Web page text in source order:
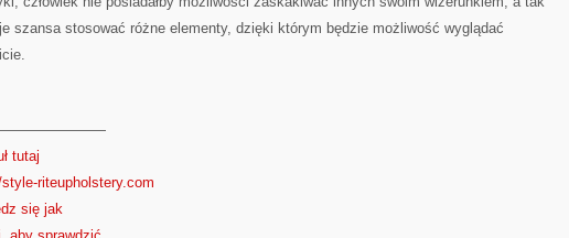
szansa stosować różne elementy, dzięki którym będzie możliwość wyglądać
tutaj
riteupholstery.com
się jak